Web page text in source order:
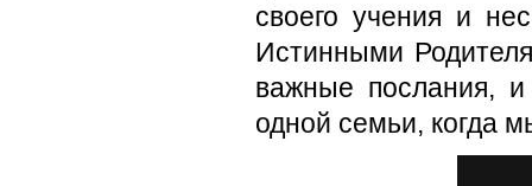
своего учения и
Истинными
важные послания,
одной семьи, когда